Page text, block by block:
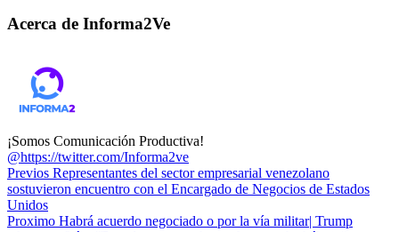
Acerca de Informa2Ve
¡Somos Comunicación Productiva!
@https://twitter.com/Informa2ve
Previos Representantes del sector empresarial venezolano
sostuvieron encuentro con el Encargado de Negocios de Estados
Unidos
Proximo Habrá acuerdo negociado o por la vía militar| Trump